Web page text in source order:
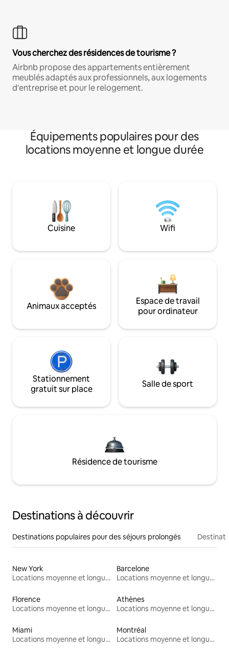
Vous cherchez des résidences de tourisme ?
Airbnb propose des appartements entièrement
meublés adaptés aux professionnels, aux logements
d'entreprise et pour le relogement.
Équipements populaires pour des
locations moyenne et longue durée
Cuisine Wifi
Animaux acceptés
Espace de travail
pour ordinateur
Stationnement
gratuit sur place
Salle de sport
Résidence de tourisme
Destinations à découvrir
Destinations populaires pour des séjours prolongés
New York
Locations moyenne et longue durée
Barcelone
Locations moyenne et longue durée
Florence
Locations moyenne et longue durée
Athènes
Locations moyenne et longue durée
Miami
Locations moyenne et longue durée
Montréal
Locations moyenne et longue durée